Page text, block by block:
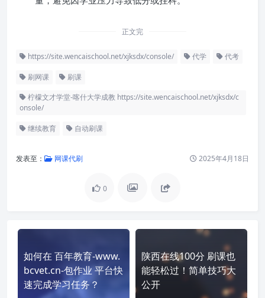
正文完
https://site.wencaischool.net/xjksdx/console/ 代学 代考
刷网课
刷课
柠檬文才学堂-喀什大学成教 https://site.wencaischool.net/xjksdx/c
onsole/
继续教育 自动刷课
发表至： 网课代刷 2025年4月18日
0
如何在 百年教育-www.
bcvet.cn-包作业 平台快
速完成学习任务？
陕西在线100分 刷课也
能轻松过！简单技巧大
公开